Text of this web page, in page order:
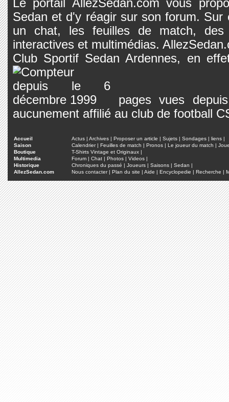
Le portail AllezSedan.com vous
Sedan et d'y réagir sur son forum.
un chat, les feuilles de match, des
interactives et multimédias.
Club Sportif Sedan Ardennes, en
pages vues
aucunement affilié au club de football
Accueil Actus | Archives | Proposer un article | Sujets | Sondages | liens |
Saison
Calendrier| Feuilles de match | Pronos | Le joueur du match |
Boutique
T-Shirts Vintage et Originaux |
Multimedia
Forum | Chat | Photos | Videos |
Historique
Chroniques du passé | Joueurs | Saisons | Sedan |
AllezSedan.com
Nous contacter| Plan du site | Aide | Encyclopedie | Recherche |